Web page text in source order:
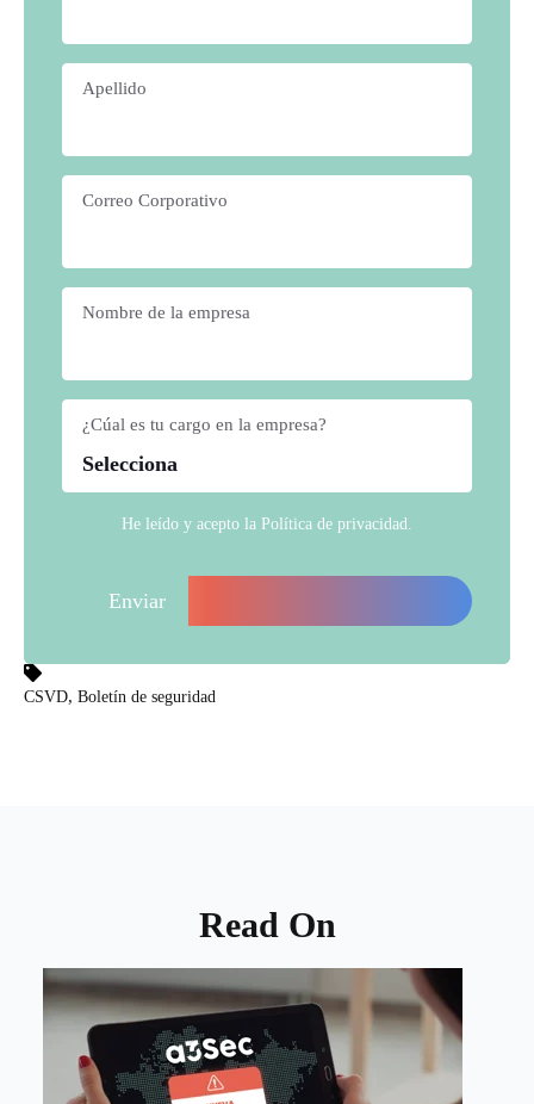
Apellido
Correo Corporativo
Nombre de la empresa
¿Cúal es tu cargo en la empresa?
He leído y acepto la Política de privacidad
CSVD, Boletín de seguridad
Read On